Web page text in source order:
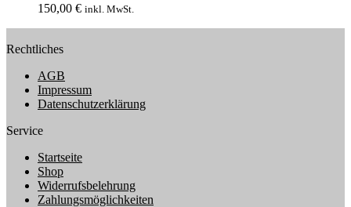
150,00 € inkl. MwSt.
Rechtliches
AGB
Impressum
Datenschutzerklärung
Service
Startseite
Shop
Widerrufsbelehrung
Zahlungsmöglichkeiten